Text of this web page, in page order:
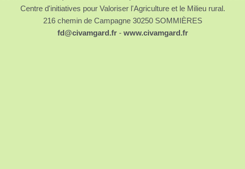
Centre d'initiatives pour Valoriser l'Agriculture et le Milieu rural.
216 chemin de Campagne 30250 SOMMIÈRES
fd@civamgard.fr- www.civamgard.fr